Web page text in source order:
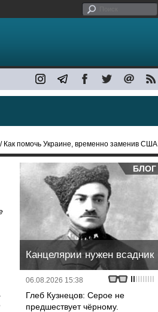
Как помочь Украине, временно заменив США
БЛОГ
Канцелярии нужен всадник
06.08.2026 15:38
Глеб Кузнецов: Серое не
предшествует чёрному.